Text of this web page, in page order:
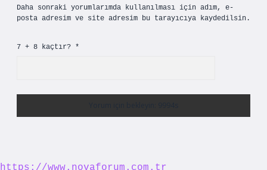
Daha sonraki yorumlarımda kullanılması için adım, e-
posta adresim ve site adresim bu tarayıcıya kaydedilsin.
7 + 8 kaçtır? *
https://www.novaforum.com.tr